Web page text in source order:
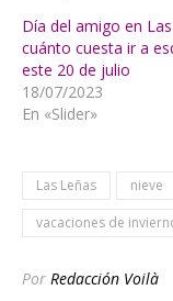
Día del amigo en
cuánto cuesta ir a
este 20 de julio
18/07/2023
En «Slider»
Las Leñas nieve
vacaciones de
Por Redacción Voilà